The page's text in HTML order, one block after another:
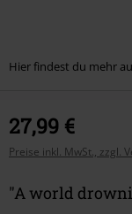
Hier findest du mehr
27,99 €
Preise inkl. MwSt., zzgl.
"A world